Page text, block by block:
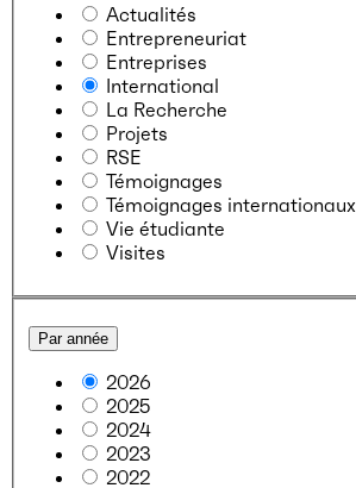
Actualités
Entrepreneuriat
Entreprises
International
La Recherche
Projets
RSE
Témoignages
Témoignages internationaux
Vie étudiante
Visites
Par année
2026
2025
2024
2023
2022